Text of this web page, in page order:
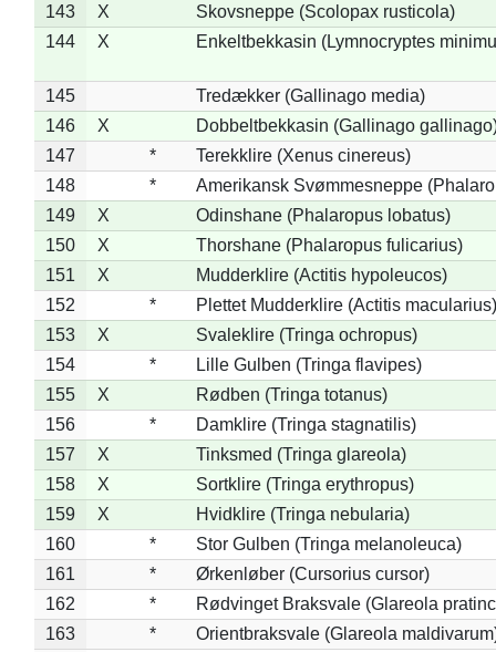
143
X
Skovsneppe (Scolopax rusticola)
144
X Enkeltbekkasin (Lymnocryptes
145
Tredækker (Gallinago media)
146
X
Dobbeltbekkasin (Gallinago
147
*
Terekklire (Xenus cinereus)
148
*
Amerikansk Svømmesneppe
149
X
Odinshane (Phalaropus lobatus)
150
X
Thorshane (Phalaropus fulicarius)
151
X
Mudderklire (Actitis hypoleucos)
152
*
Plettet Mudderklire (Actitis macularius)
153
X
Svaleklire (Tringa ochropus)
154
*
Lille Gulben (Tringa flavipes)
155
X
Rødben (Tringa totanus)
156
*
Damklire (Tringa stagnatilis)
157
X
Tinksmed (Tringa glareola)
158
X
Sortklire (Tringa erythropus)
159
X
Hvidklire (Tringa nebularia)
160
*
Stor Gulben (Tringa melanoleuca)
161
*
Ørkenløber (Cursorius cursor)
162
*
Rødvinget Braksvale (Glareola
163
*
Orientbraksvale (Glareola